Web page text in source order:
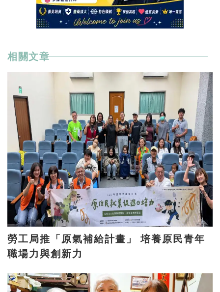
相關文章
勞工局推「原氣補給計畫」 培養原民青年
職場力與創新力